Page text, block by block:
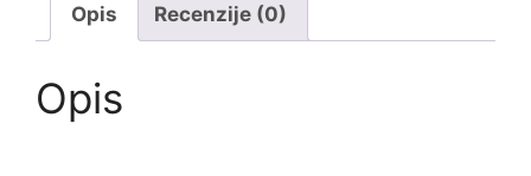
Opis Recenzije (0)
Opis